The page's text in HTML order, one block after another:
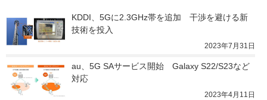
KDDI、5Gに2.3GHz帯を追加　干渉を避ける新
技術を投入
2023年7月31日
au、5G SAサービス開始　Galaxy S22/S23など
対応
2023年4月11日